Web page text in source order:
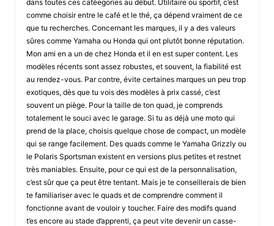
dans toutes ces catéegories au début. Utilitaire ou sportif, c’est
comme choisir entre le café et le thé, ça dépend vraiment de ce
que tu recherches. Concernant les marques, il y a des valeurs
sûres comme Yamaha ou Honda qui ont plutôt bonne réputation.
Mon ami en a un de chez Honda et il en est super content. Les
modèles récents sont assez robustes, et souvent, la fiabilité est
au rendez-vous. Par contre, évite certaines marques un peu trop
exotiques, dès que tu vois des modèles à prix cassé, c’est
souvent un piège. Pour la taille de ton quad, je comprends
totalement le souci avec le garage. Si tu as déjà une moto qui
prend de la place, choisis quelque chose de compact, un modèle
qui se range facilement. Des quads comme le Yamaha Grizzly ou
le Polaris Sportsman existent en versions plus petites et restnet
très maniables. Ensuite, pour ce qui est de la personnalisation,
c’est sûr que ça peut être tentant. Mais je te conseillerais de bien
te familiariser avec le quads et de comprendre comment il
fonctionne avant de vouloir y toucher. Faire des modifs quand
t’es encore au stade d’apprenti, ça peut vite devenir un casse-